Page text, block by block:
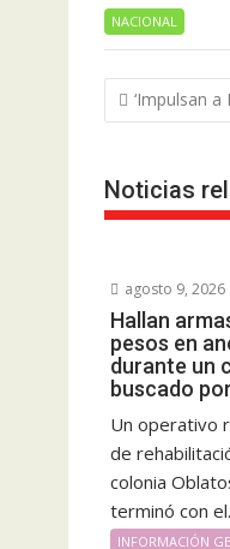
NACIONAL
de
‘Impulsan
Noticias
agosto 9, 2026
Hallan
pesos en
durante un
buscado
Un operativo
de
colonia
terminó con
INFORMACIÓN